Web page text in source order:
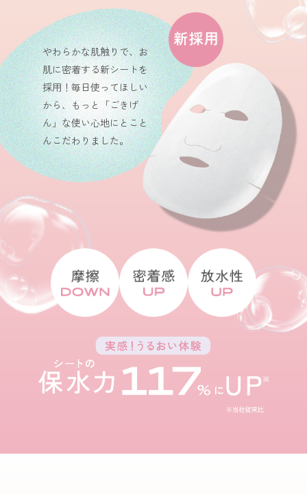
やわらかな肌触りで、お
肌に密着する新シートを
採用！毎日使ってほしい
から、もっと「ごきげ
ん」な使い心地にとこと
んこだわりました。